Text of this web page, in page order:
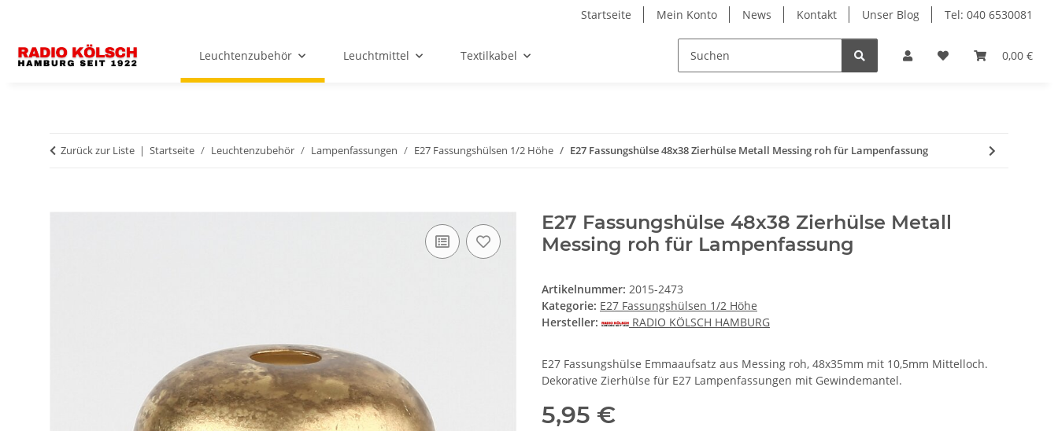
Startseite Mein Konto News Kontakt Unser Blog Tel: 040 6530081
0,00 €
Leuchtenzubehör Leuchtmittel Textilkabel
Zurück zur Liste Startseite Leuchtenzubehör Lampenfassungen E27 Fassungshülsen 1/2 Höhe E27 Fassungshülse 48x38 Zierhülse Metall Messing roh für Lampenfassung
E27 Fassungshülse 48x38 Zierhülse Metall
Messing roh für Lampenfassung
Artikelnummer: 2015-2473
Kategorie: E27 Fassungshülsen 1/2 Höhe
Hersteller:
RADIO KÖLSCH HAMBURG
E27 Fassungshülse Emmaaufsatz aus Messing roh, 48x35mm mit 10,5mm Mittelloch.
Dekorative Zierhülse für E27 Lampenfassungen mit Gewindemantel.
5,95 €